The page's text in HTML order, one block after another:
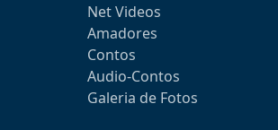
Net Videos
Amadores
Contos
Audio-Contos
Galeria de Fotos